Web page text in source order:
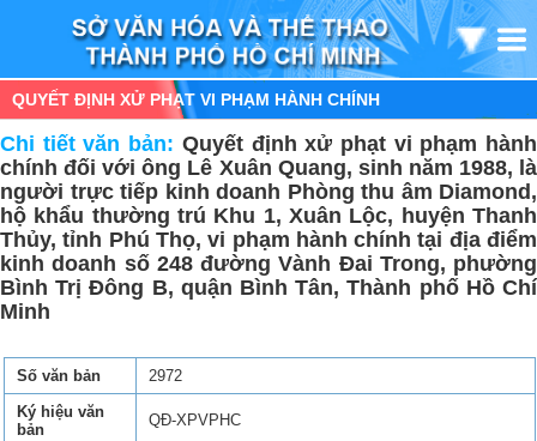
QUYẾT ĐỊNH XỬ PHẠT VI PHẠM HÀNH CHÍNH
Chi tiết văn bản: Quyết định xử phạt vi phạm hành
chính đối với ông Lê Xuân Quang, sinh năm 1988, là
người trực tiếp kinh doanh Phòng thu âm Diamond,
hộ khẩu thường trú Khu 1, Xuân Lộc, huyện Thanh
Thủy, tỉnh Phú Thọ, vi phạm hành chính tại địa điểm
kinh doanh số 248 đường Vành Đai Trong, phường
Bình Trị Đông B, quận Bình Tân, Thành phố Hồ Chí
Minh
Số văn bản
2972
Ký hiệu văn
bản
QĐ-XPVPHC